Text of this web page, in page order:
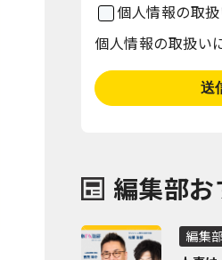
個人情報の取
個人情報の取扱い
編集部
編集